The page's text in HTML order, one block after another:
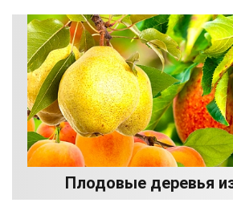
Плодовые деревья